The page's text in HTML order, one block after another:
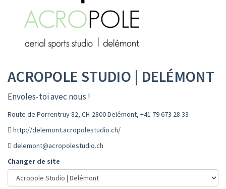
ACROPOLE STUDIO | DELÉMONT
Envoles-toi avec nous !
Route de Porrentruy 82, CH-2800 Delémont, +41 79 673 28 33
http://delemont.acropolestudio.ch/
delemont@acropolestudio.ch
Changer de site